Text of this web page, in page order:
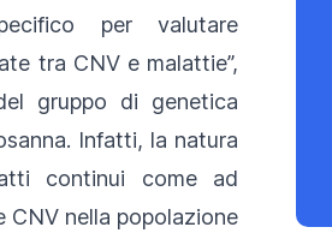
per valutare
tra CNV e malattie”,
gruppo di genetica
Infatti, la natura
continui come ad
CNV nella popolazione